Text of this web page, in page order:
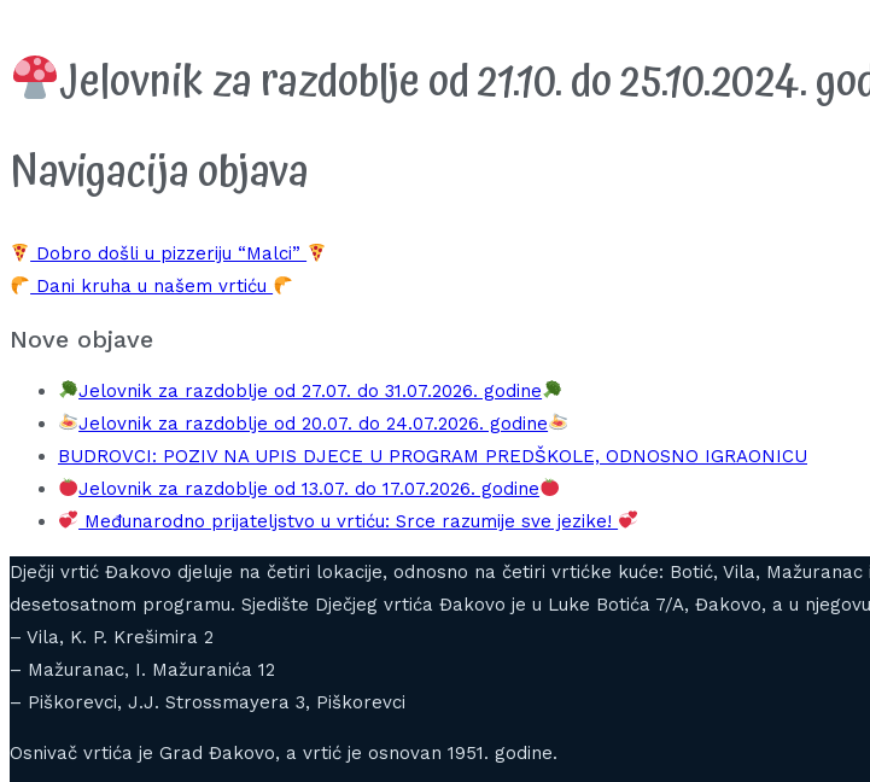
Jelovnik za razdoblje od 21.10. do 25.10.2024.
Navigacija objava
Dobro došli u pizzeriju “Malci”
Dani kruha u našem vrtiću
Nove objave
Jelovnik za razdoblje od 27.07. do 31.07.2026. godine
Jelovnik za razdoblje od 20.07. do 24.07.2026. godine
BUDROVCI: POZIV NA UPIS DJECE U PROGRAM PREDŠKOLE, ODNOSNO IGRAONICU
Jelovnik za razdoblje od 13.07. do 17.07.2026. godine
Međunarodno prijateljstvo u vrtiću: Srce razumije sve jezike!
Dječji vrtić Đakovo djeluje na četiri lokacije, odnosno na četiri vrtićke kuće: Botić, Vila,
desetosatnom programu. Sjedište Dječjeg vrtića Đakovo je u Luke Botića 7/A, Đakovo, a u
– Vila, K. P. Krešimira 2
– Mažuranac, I. Mažuranića 12
– Piškorevci, J.J. Strossmayera 3, Piškorevci
Osnivač vrtića je Grad Đakovo, a vrtić je osnovan 1951. godine.